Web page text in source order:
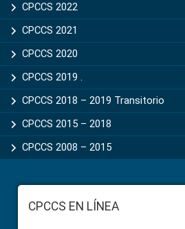
CPCCS 2022
CPCCS 2021
CPCCS 2020
CPCCS 2019 .
CPCCS 2018 – 2019 Transitorio
CPCCS 2015 – 2018
CPCCS 2008 – 2015
FooterCPCCS EN LÍNEA